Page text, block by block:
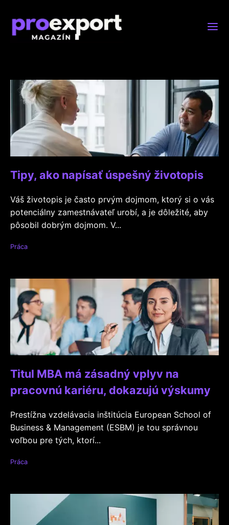
Tipy, ako napísať úspešný životopis
Váš životopis je často prvým dojmom, ktorý si o vás
potenciálny zamestnávateľ urobí, a je dôležité, aby
pôsobil dobrým dojmom. V...
Práca
Titul MBA má zásadný vplyv na
pracovnú kariéru, dokazujú výskumy
Prestížna vzdelávacia inštitúcia European School of
Business & Management (ESBM) je tou správnou
voľbou pre tých, ktorí...
Práca